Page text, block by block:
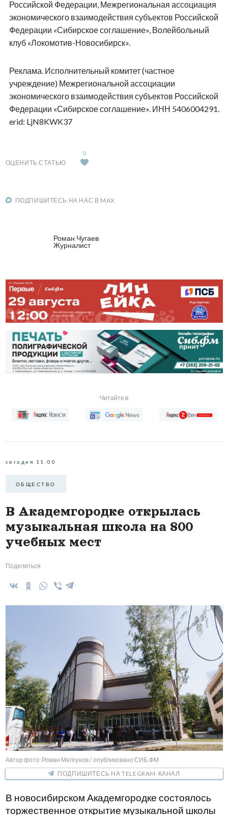
Российской Федерации, Межрегиональная ассоциация
экономического взаимодействия субъектов Российской
Федерации «Сибирское соглашение», Волейбольный
клуб «Локомотив-Новосибирск».
Реклама. Исполнительный комитет (частное
учреждение) Межрегиональной ассоциации
экономического взаимодействия субъектов Российской
Федерации «Сибирское соглашение». ИНН 5406004291.
erid: LjN8KWK37
ОЦЕНИТЬ СТАТЬЮ
0
ПОДПИШИТЕСЬ НА НАС В MAX
Роман Чугаев
Журналист
Читайте в
сегодня 11:00
ОБЩЕСТВО
В Академгородке открылась
музыкальная школа на 800
учебных мест
Поделиться
Автор фото: Роман Мелгунов / опубликовано СИБ.ФМ
ПОДПИШИТЕСЬ НА TELEGRAM-КАНАЛ
В новосибирском Академгородке состоялось
торжественное открытие музыкальной школы